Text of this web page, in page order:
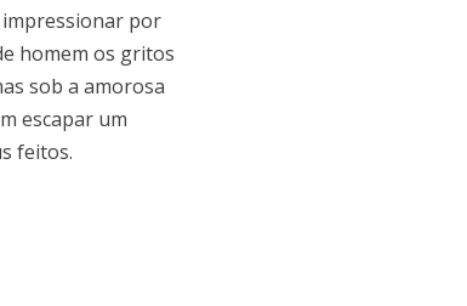
impressionar por
homem os gritos
sob a amorosa
escapar um
feitos.